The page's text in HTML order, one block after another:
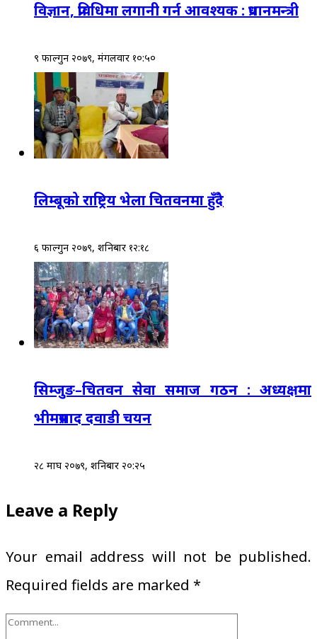
विज्ञान, प्रविधिमा लगानी गर्न आवश्यक : प्रधानमन्त्री
९ फाल्गुन २०७९, मंगलवार १०:५०
लिम्बूको राष्ट्रिय भेला चितवनमा हुँदै
६ फाल्गुन २०७९, शनिबार १२:१८
सिम्जुङ–चितवन सेवा समाज गठन : अध्यक्षमा
भीमप्रसाद दवाडी चयन
२८ माघ २०७९, शनिबार २०:२५
Leave a Reply
Your email address will not be published.
Required fields are marked *